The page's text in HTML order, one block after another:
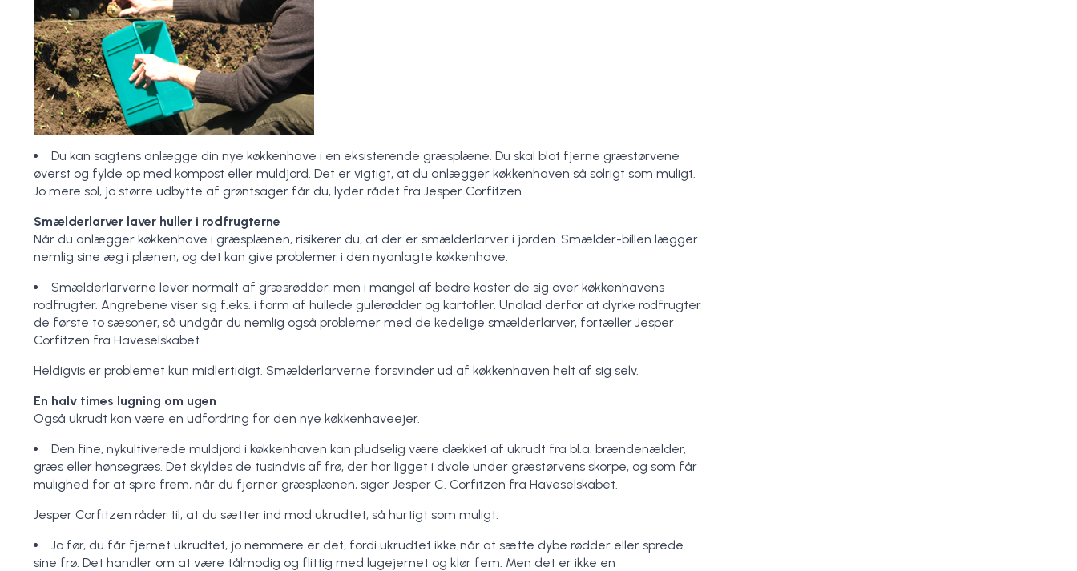
Du kan sagtens anlægge din nye køkkenhave i en eksisterende græsplæne. Du skal blot fjerne græstørvene
øverst og fylde op med kompost eller muldjord. Det er vigtigt, at du anlægger køkkenhaven så solrigt som muligt.
Jo mere sol, jo større udbytte af grøntsager får du, lyder rådet fra Jesper Corfitzen.
Smælderlarver laver huller i rodfrugterne
Når du anlægger køkkenhave i græsplænen, risikerer du, at der er smælderlarver i jorden. Smælder-billen lægger
nemlig sine æg i plænen, og det kan give problemer i den nyanlagte køkkenhave.
Smælderlarverne lever normalt af græsrødder, men i mangel af bedre kaster de sig over køkkenhavens
rodfrugter. Angrebene viser sig f.eks. i form af hullede gulerødder og kartofler. Undlad derfor at dyrke rodfrugter
de første to sæsoner, så undgår du nemlig også problemer med de kedelige smælderlarver, fortæller Jesper
Corfitzen fra Haveselskabet.
Heldigvis er problemet kun midlertidigt. Smælderlarverne forsvinder ud af køkkenhaven helt af sig selv.
En halv times lugning om ugen
Også ukrudt kan være en udfordring for den nye køkkenhaveejer.
Den fine, nykultiverede muldjord i køkkenhaven kan pludselig være dækket af ukrudt fra bl.a. brændenælder,
græs eller hønsegræs. Det skyldes de tusindvis af frø, der har ligget i dvale under græstørvens skorpe, og som får
mulighed for at spire frem, når du fjerner græsplænen, siger Jesper C. Corfitzen fra Haveselskabet.
Jesper Corfitzen råder til, at du sætter ind mod ukrudtet, så hurtigt som muligt.
Jo før, du får fjernet ukrudtet, jo nemmere er det, fordi ukrudtet ikke når at sætte dybe rødder eller sprede
sine frø. Det handler om at være tålmodig og flittig med lugejernet og klør fem. Men det er ikke en